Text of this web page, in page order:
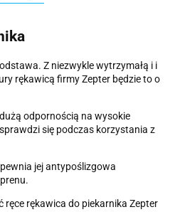
Z niezwykle wytrzymałą i i
rękawicą firmy Zepter będzie to o
odpornością na wysokie
się podczas korzystania z
jej antypoślizgowa
ręce rękawica do piekarnika Zepter